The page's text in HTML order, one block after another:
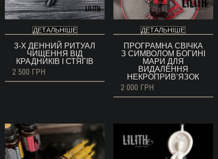
ДЕТАЛЬНІШЕ
3-Х ДЕННИЙ РИТУАЛ
ЧИЩЕННЯ ВІД
КРАДНИКІВ І СТЯГІВ
2 500 ГРН
ДЕТАЛЬНІШЕ
ПРОГРАМНА СВІЧКА
З СИМВОЛОМ БОГИНІ
МАРИ ДЛЯ
ВИДАЛЕННЯ
НЕКРОПРИВ’ЯЗОК
2 000 ГРН